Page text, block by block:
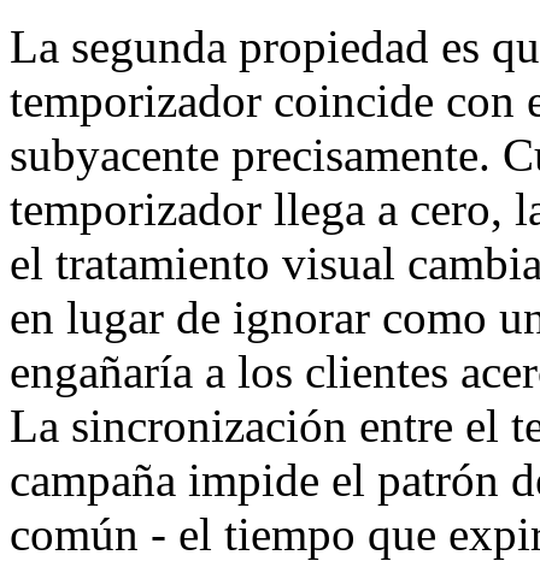
La segunda propiedad es
temporizador coincide con
subyacente precisamente.
temporizador llega a cero,
el tratamiento visual
en lugar de ignorar como
engañaría a los clientes
La sincronización entre el
campaña impide el patrón
común - el tiempo que